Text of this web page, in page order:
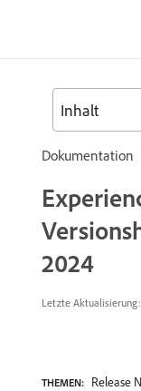
Dokumentation
2024
Letzte Aktualisierung:
THEMEN: Release
Inhalt